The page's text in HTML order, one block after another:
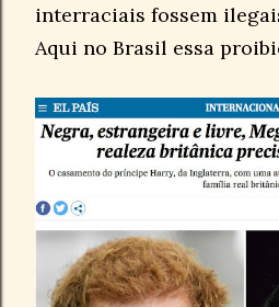
interraciais fossem
Aqui no Brasil essa